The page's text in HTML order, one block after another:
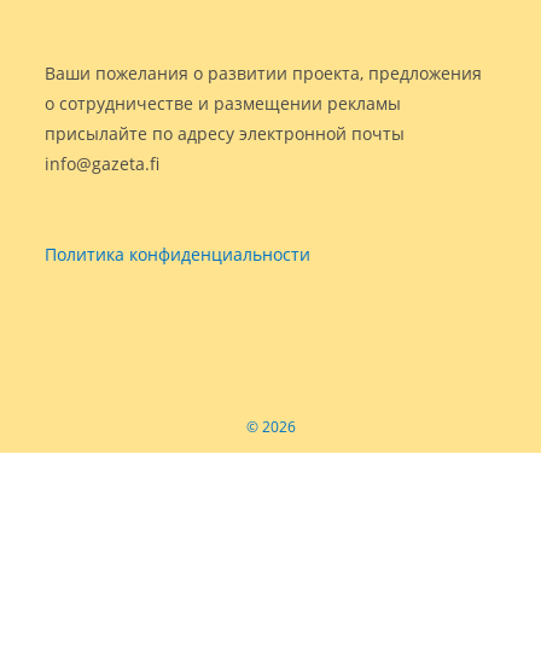
Ваши пожелания о развитии проекта, предложения
о сотрудничестве и размещении рекламы
присылайте по адресу электронной почты
info@gazeta.fi
Политика конфиденциальности
© 2026